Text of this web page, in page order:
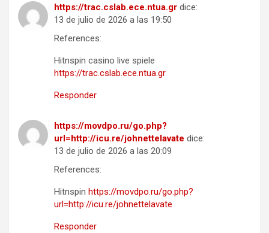
https://trac.cslab.ece.ntua.gr dice:
13 de julio de 2026 a las 19:50
References:
Hitnspin casino live spiele
https://trac.cslab.ece.ntua.gr
Responder
https://movdpo.ru/go.php?
url=http://icu.re/johnettelavate dice:
13 de julio de 2026 a las 20:09
References:
Hitnspin https://movdpo.ru/go.php?
url=http://icu.re/johnettelavate
Responder